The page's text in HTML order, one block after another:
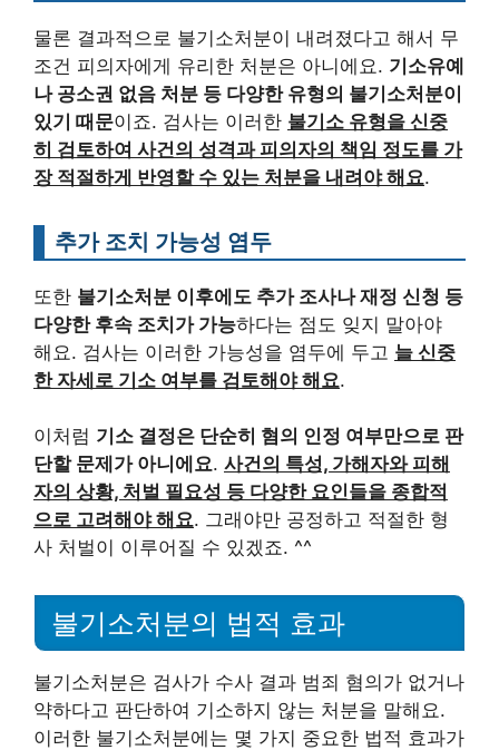
물론 결과적으로 불기소처분이 내려졌다고 해서 무
조건 피의자에게 유리한 처분은 아니에요. 기소유예
나 공소권 없음 처분 등 다양한 유형의 불기소처분이
있기 때문이죠. 검사는 이러한 불기소 유형을 신중
히 검토하여 사건의 성격과 피의자의 책임 정도를 가
장 적절하게 반영할 수 있는 처분을 내려야 해요.
추가 조치 가능성 염두
또한 불기소처분 이후에도 추가 조사나 재정 신청 등
다양한 후속 조치가 가능하다는 점도 잊지 말아야
해요. 검사는 이러한 가능성을 염두에 두고 늘 신중
한 자세로 기소 여부를 검토해야 해요.
이처럼 기소 결정은 단순히 혐의 인정 여부만으로 판
단할 문제가 아니에요. 사건의 특성, 가해자와 피해
자의 상황, 처벌 필요성 등 다양한 요인들을 종합적
으로 고려해야 해요. 그래야만 공정하고 적절한 형
사 처벌이 이루어질 수 있겠죠. ^^
불기소처분의 법적 효과
불기소처분은 검사가 수사 결과 범죄 혐의가 없거나
약하다고 판단하여 기소하지 않는 처분을 말해요.
이러한 불기소처분에는 몇 가지 중요한 법적 효과가